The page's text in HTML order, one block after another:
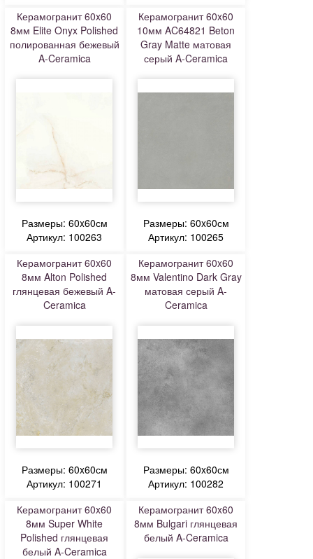
Керамогранит 60x60
8мм Elite Onyx Polished
полированная бежевый
A-Ceramica
Размеры: 60x60см
Артикул: 100263
Керамогранит 60x60
10мм AC64821 Beton
Gray Matte матовая
серый A-Ceramica
Размеры: 60x60см
Артикул: 100265
Керамогранит 60x60
8мм Alton Polished
глянцевая бежевый A-
Ceramica
Размеры: 60x60см
Артикул: 100271
Керамогранит 60x60
8мм Valentino Dark Gray
матовая серый A-
Ceramica
Размеры: 60x60см
Артикул: 100282
Керамогранит 60x60
8мм Super White
Polished глянцевая
белый A-Ceramica
Керамогранит 60x60
8мм Bulgari глянцевая
белый A-Ceramica